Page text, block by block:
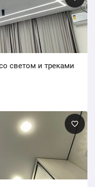
светом и треками